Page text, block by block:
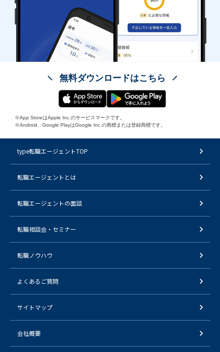
無料ダウンロードはこちら
※App StoreはApple Inc.のサービスマークです。
※Android、Google PlayはGoogle Inc.の商標または登録商標です。
type転職エージェントTOP
転職エージェントとは
転職エージェントの面談
転職相談会・セミナー
転職ノウハウ
よくあるご質問
サイトマップ
会社概要